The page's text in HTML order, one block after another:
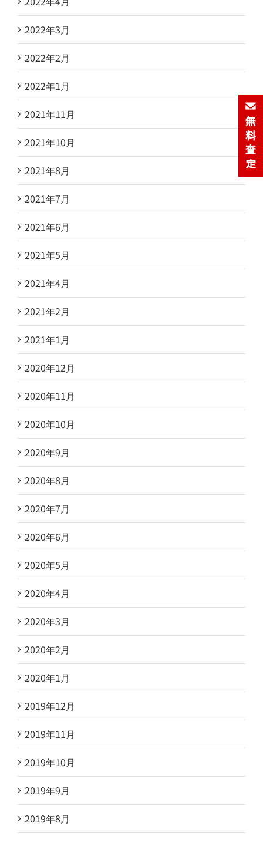
2022年3月
2022年2月
2022年1月
2021年11月
2021年10月
2021年8月
2021年7月
2021年6月
2021年5月
2021年4月
2021年2月
2021年1月
2020年12月
2020年11月
2020年10月
2020年9月
2020年8月
2020年7月
2020年6月
2020年5月
2020年4月
2020年3月
2020年2月
2020年1月
2019年12月
2019年11月
2019年10月
2019年9月
2019年8月